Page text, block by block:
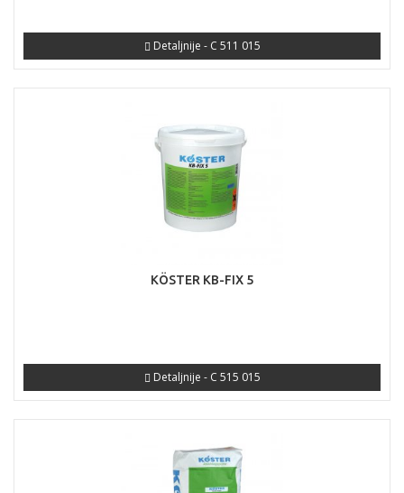
Detaljnije - C 511 015
KÖSTER KB-FIX 5
Detaljnije - C 515 015